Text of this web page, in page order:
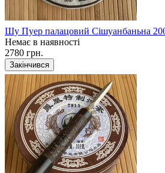
Шу Пуер палацовий Сішуанбаньна
Немає в наявності
2780 грн.
Закінчився